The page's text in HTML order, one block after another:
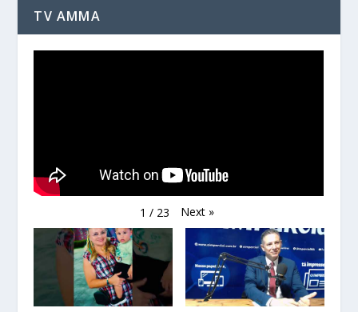
TV AMMA
1 / 23 Next »